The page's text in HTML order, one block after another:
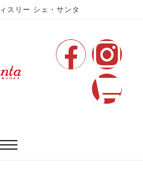
スリー シェ・サンタ